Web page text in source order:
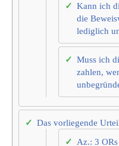
Kann ich
die
lediglich
Muss ich
zahlen,
Das vorliegende
Az.: 3